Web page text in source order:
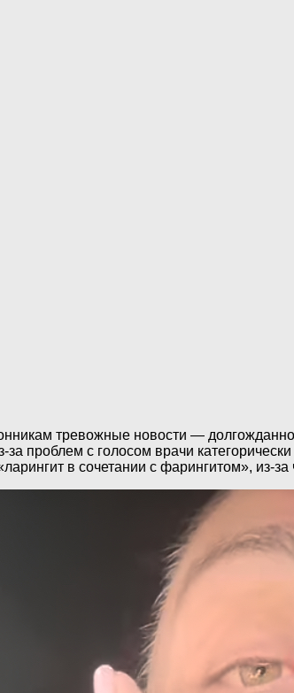
тревожные новости —
за проблем с голосом врачи
в сочетании с фарингитом», из-